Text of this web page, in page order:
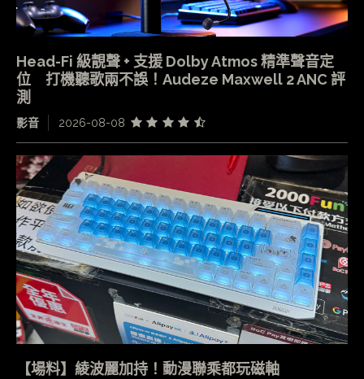
Head-Fi 級靚聲 + 支援 Dolby Atmos 精準聲音定
位 打機聽歌兩不誤！Audeze Maxwell 2 ANC 評
測
影音 2026-08-08
【場料】綾波麗加持！動漫聯乘都玩磁軸